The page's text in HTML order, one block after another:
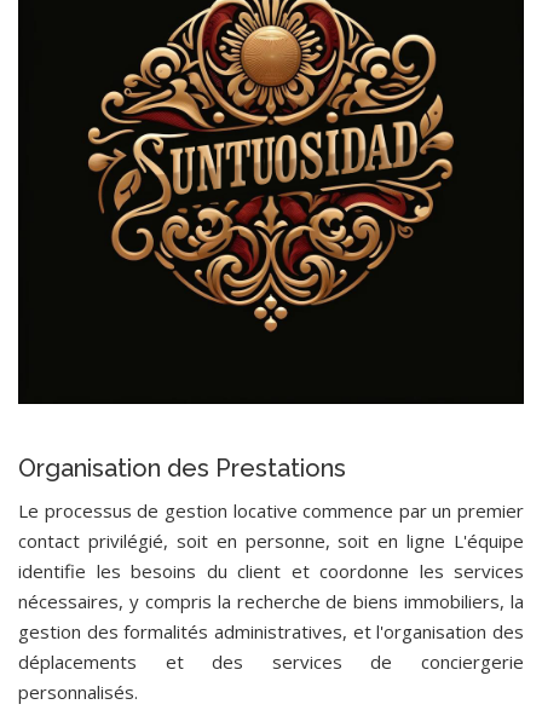
Organisation des Prestations
Le processus de gestion locative commence par un premier
contact privilégié, soit en personne, soit en ligne L'équipe
identifie les besoins du client et coordonne les services
nécessaires, y compris la recherche de biens immobiliers, la
gestion des formalités administratives, et l'organisation des
déplacements et des services de conciergerie
personnalisés.